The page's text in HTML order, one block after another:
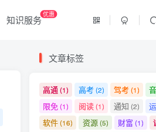
知识服务优惠
文章标签
高通 (1) 高考(2) 驾考(1)
限免(1) 阅读(1) 通知 (2)
软件(16) 资源(5) 财富 (1)